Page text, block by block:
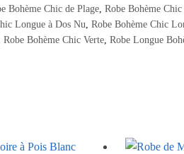
Bohème Chic de Plage, Robe Bohème
Longue à Dos Nu, Robe Bohème Chic
Robe Bohème Chic Verte, Robe Longue